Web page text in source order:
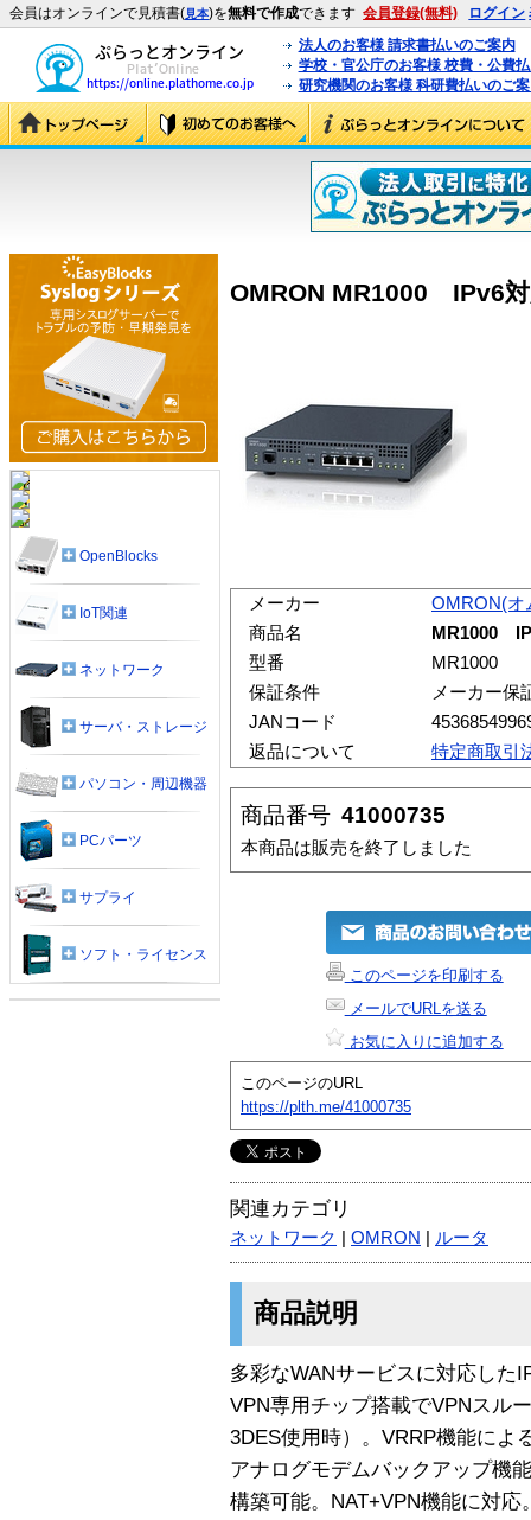
会員はオンラインで見積書(見本)を無料で作成できます 会員登録(無料) ログイン
法人のお客様 請求書払いのご案内
学校・官公庁のお客様 校費・公費
研究機関のお客様 科研費払いのご
OMRON MR1000 IPv6
メーカー
OMRON(オ
商品名
MR1000
型番
MR1000
保証条件
メーカー保
JANコード
返品について
特定商取引
商品番号 41000735
本商品は販売を終了しました
このページを印刷する
メールでURLを送る
お気に入りに追加する
このページのURL
https://plth.me/41000735
関連カテゴリ
ネットワーク OMRON ルータ
商品説明
多彩なWANサービスに対応した
VPN専用チップ搭載でVPNスル
3DES使用時）。VRRP機能によ
アナログモデムバックアップ機
構築可能。NAT+VPN機能に対
OpenBlocks
IoT関連
ネットワーク
サーバ・ストレージ
パソコン・周辺機器
PCパーツ
サプライ
ソフト・ライセンス